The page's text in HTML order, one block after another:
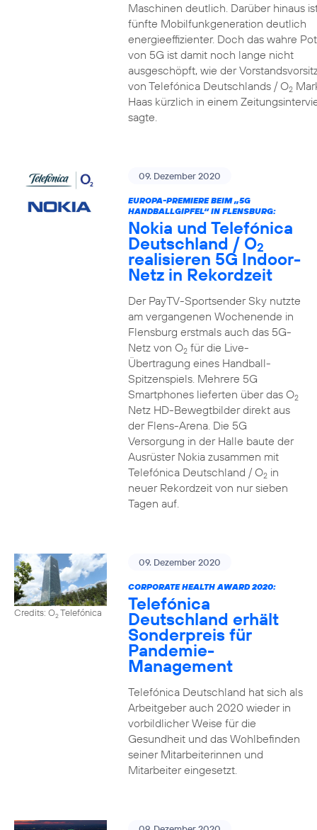
Maschinen deutlich. Darüber hinaus
fünfte Mobilfunkgeneration deutlich
energieeffizienter. Doch das wahre
von 5G ist damit noch lange nicht
ausgeschöpft, wie der
von Telefónica Deutschlands / O2
Haas kürzlich in einem
sagte.
09. Dezember 2020
EUROPA-PREMIERE BEIM „5G
HANDBALLGIPFEL“ IN FLENSBURG:
Nokia und Telefónica
Deutschland / O2
realisieren 5G Indoor-
Netz in Rekordzeit
Der PayTV-Sportsender Sky nutzte
am vergangenen Wochenende in
Flensburg erstmals auch das 5G-
Netz von O2für die Live-
Übertragung eines Handball-
Spitzenspiels. Mehrere 5G
Smartphones lieferten über das O2
Netz HD-Bewegtbilder direkt aus
der Flens-Arena. Die 5G
Versorgung in der Halle baute der
Ausrüster Nokia zusammen mit
Telefónica Deutschland / O2in
neuer Rekordzeit von nur sieben
Tagen auf.
Credits: O2Telefónica
09. Dezember 2020
CORPORATE HEALTH AWARD 2020:
Telefónica
Deutschland erhält
Sonderpreis für
Pandemie-
Management
Telefónica Deutschland hat sich als
Arbeitgeber auch 2020 wieder in
vorbildlicher Weise für die
Gesundheit und das Wohlbefinden
seiner Mitarbeiterinnen und
Mitarbeiter eingesetzt.